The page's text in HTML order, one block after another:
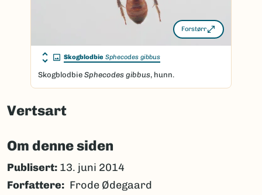
Forstørr
Skogblodbie Sphecodes gibbus
Skogblodbie Sphecodes gibbus, hunn.
Vertsart
Om denne siden
Publisert: 13. juni 2014
Forfattere
Frode Ødegaard